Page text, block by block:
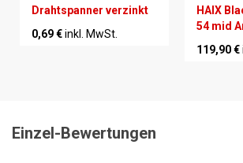
Drahtspanner verzinkt
0,69 €inkl. MwSt.
HAIX
54 mid
119,90 €
Einzel-Bewertungen